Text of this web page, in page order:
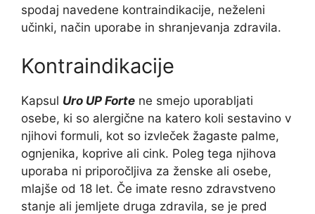
spodaj navedene kontraindikacije, neželeni
učinki, način uporabe in shranjevanja zdravila.
Kontraindikacije
Kapsul Uro UP Forte ne smejo uporabljati
osebe, ki so alergične na katero koli sestavino v
njihovi formuli, kot so izvleček žagaste palme,
ognjenika, koprive ali cink. Poleg tega njihova
uporaba ni priporočljiva za ženske ali osebe,
mlajše od 18 let. Če imate resno zdravstveno
stanje ali jemljete druga zdravila, se je pred